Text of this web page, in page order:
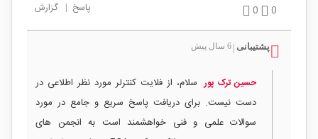
0
0 پاسخ | گزارش
پشتیبانی 6 سال پیش
حسین ترک پور سلام، از فلایت کنترلر مورد نظر اطلاعی در
دست نیست. برای دریافت پاسخ سریع و جامع در مورد
سوالات علمی و فنی خواهشمند است به انجمن های